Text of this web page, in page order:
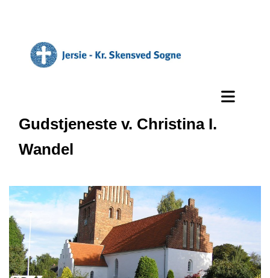
Gudstjeneste v. Christina I.
Wandel